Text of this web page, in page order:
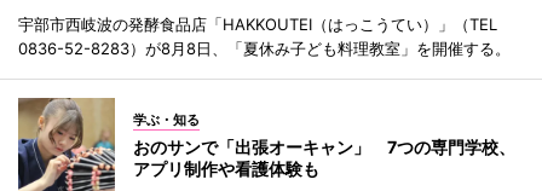
宇部市西岐波の発酵食品店「HAKKOUTEI（はっこうてい）」（TEL
0836-52-8283）が8月8日、「夏休み子ども料理教室」を開催する。
学ぶ・知る
おのサンで「出張オーキャン」 7つの専門学校、
アプリ制作や看護体験も